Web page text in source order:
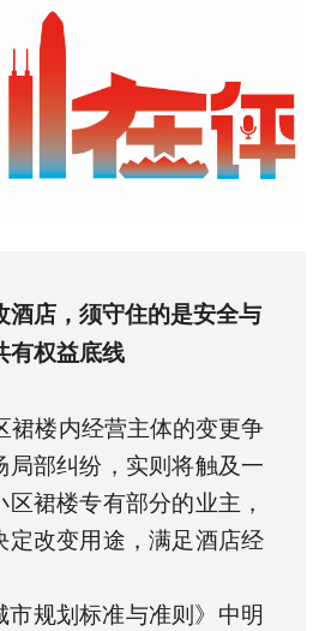
酒店，须守住的是安全与
有权益底线
裙楼内经营主体的变更争
局部纠纷，实则将触及一
裙楼专有部分的业主，
定改变用途，满足酒店经
市规划标准与准则》中明